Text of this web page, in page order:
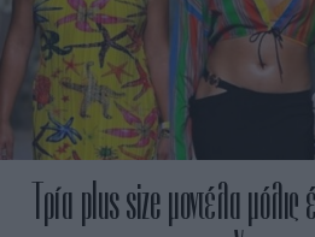
Τρία plus size μοντέλα